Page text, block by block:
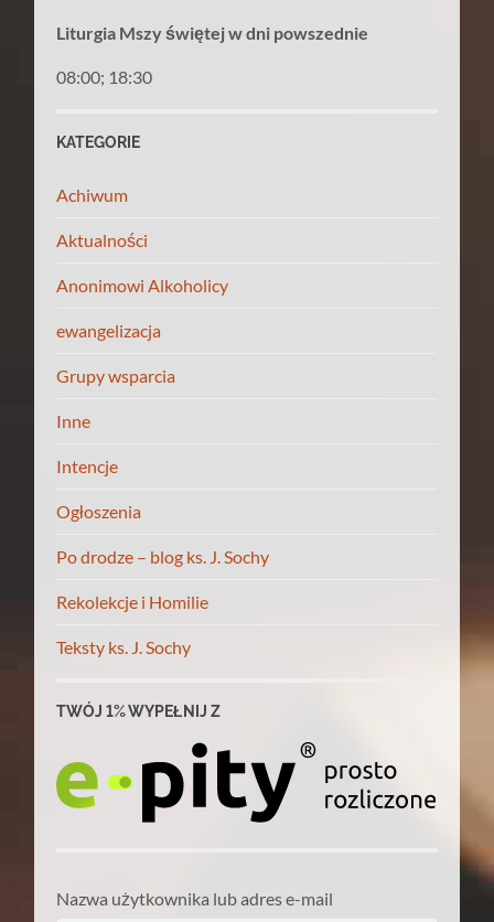
Liturgia Mszy świętej w dni powszednie
08:00; 18:30
KATEGORIE
Achiwum
Aktualności
Anonimowi Alkoholicy
ewangelizacja
Grupy wsparcia
Inne
Intencje
Ogłoszenia
Po drodze – blog ks. J. Sochy
Rekolekcje i Homilie
Teksty ks. J. Sochy
TWÓJ 1% WYPEŁNIJ Z
Nazwa użytkownika lub adres e-mail